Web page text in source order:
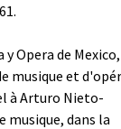
Opera de Mexico,
musique et
à Arturo Nieto-
musique, dans la